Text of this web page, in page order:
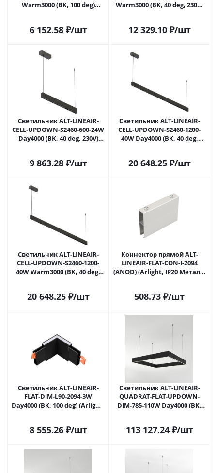
Warm3000 (BK, 100 deg)
6 152.58₽/шт
Warm3000 (BK, 40 deg, 230V)
12 329.10₽/шт
Светильник ALT-LINEAIR-
CELL-UPDOWN-S2460-600-24W
Day4000 (BK, 40 deg, 230V)
9 863.28₽/шт
Светильник ALT-LINEAIR-
CELL-UPDOWN-S2460-1200-
40W Day4000 (BK, 40 deg,
20 648.25₽/шт
Светильник ALT-LINEAIR-
CELL-UPDOWN-S2460-1200-
40W Warm3000 (BK, 40 deg,
20 648.25₽/шт
Коннектор прямой ALT-
LINEAIR-FLAT-CON-I-2094
(ANOD) (Arlight, IP20 Металл,
508.73 ₽/шт
Светильник ALT-LINEAIR-
FLAT-DIM-L90-2094-3W
Day4000 (BK, 100 deg) (Arlight,
8 555.26₽/шт
Светильник ALT-LINEAIR-
QUADRAT-FLAT-UPDOWN-
DIM-785-110W Day4000 (BK,
113 127.24₽/шт